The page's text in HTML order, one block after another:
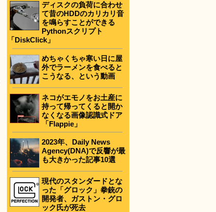
ディスクの負荷に合わせ
て昔のHDDのカリカリ音
を鳴らすことができる
Pythonスクリプト
「DiskClick」
めちゃくちゃ寒い日に屋
外でラーメンを食べると
こうなる、という動画
ネコがエモノをお土産に
持って帰ってくると開か
なくなる画像認識式ドア
「Flappie」
2023年、Daily News
Agency(DNA)で反響が最
も大きかった記事10選
現代のスタンダードとな
った「グロック」拳銃の
開発者、ガストン・グロ
ック氏が死去